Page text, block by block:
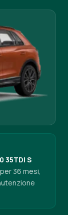
35TDI S
per 36 mesi,